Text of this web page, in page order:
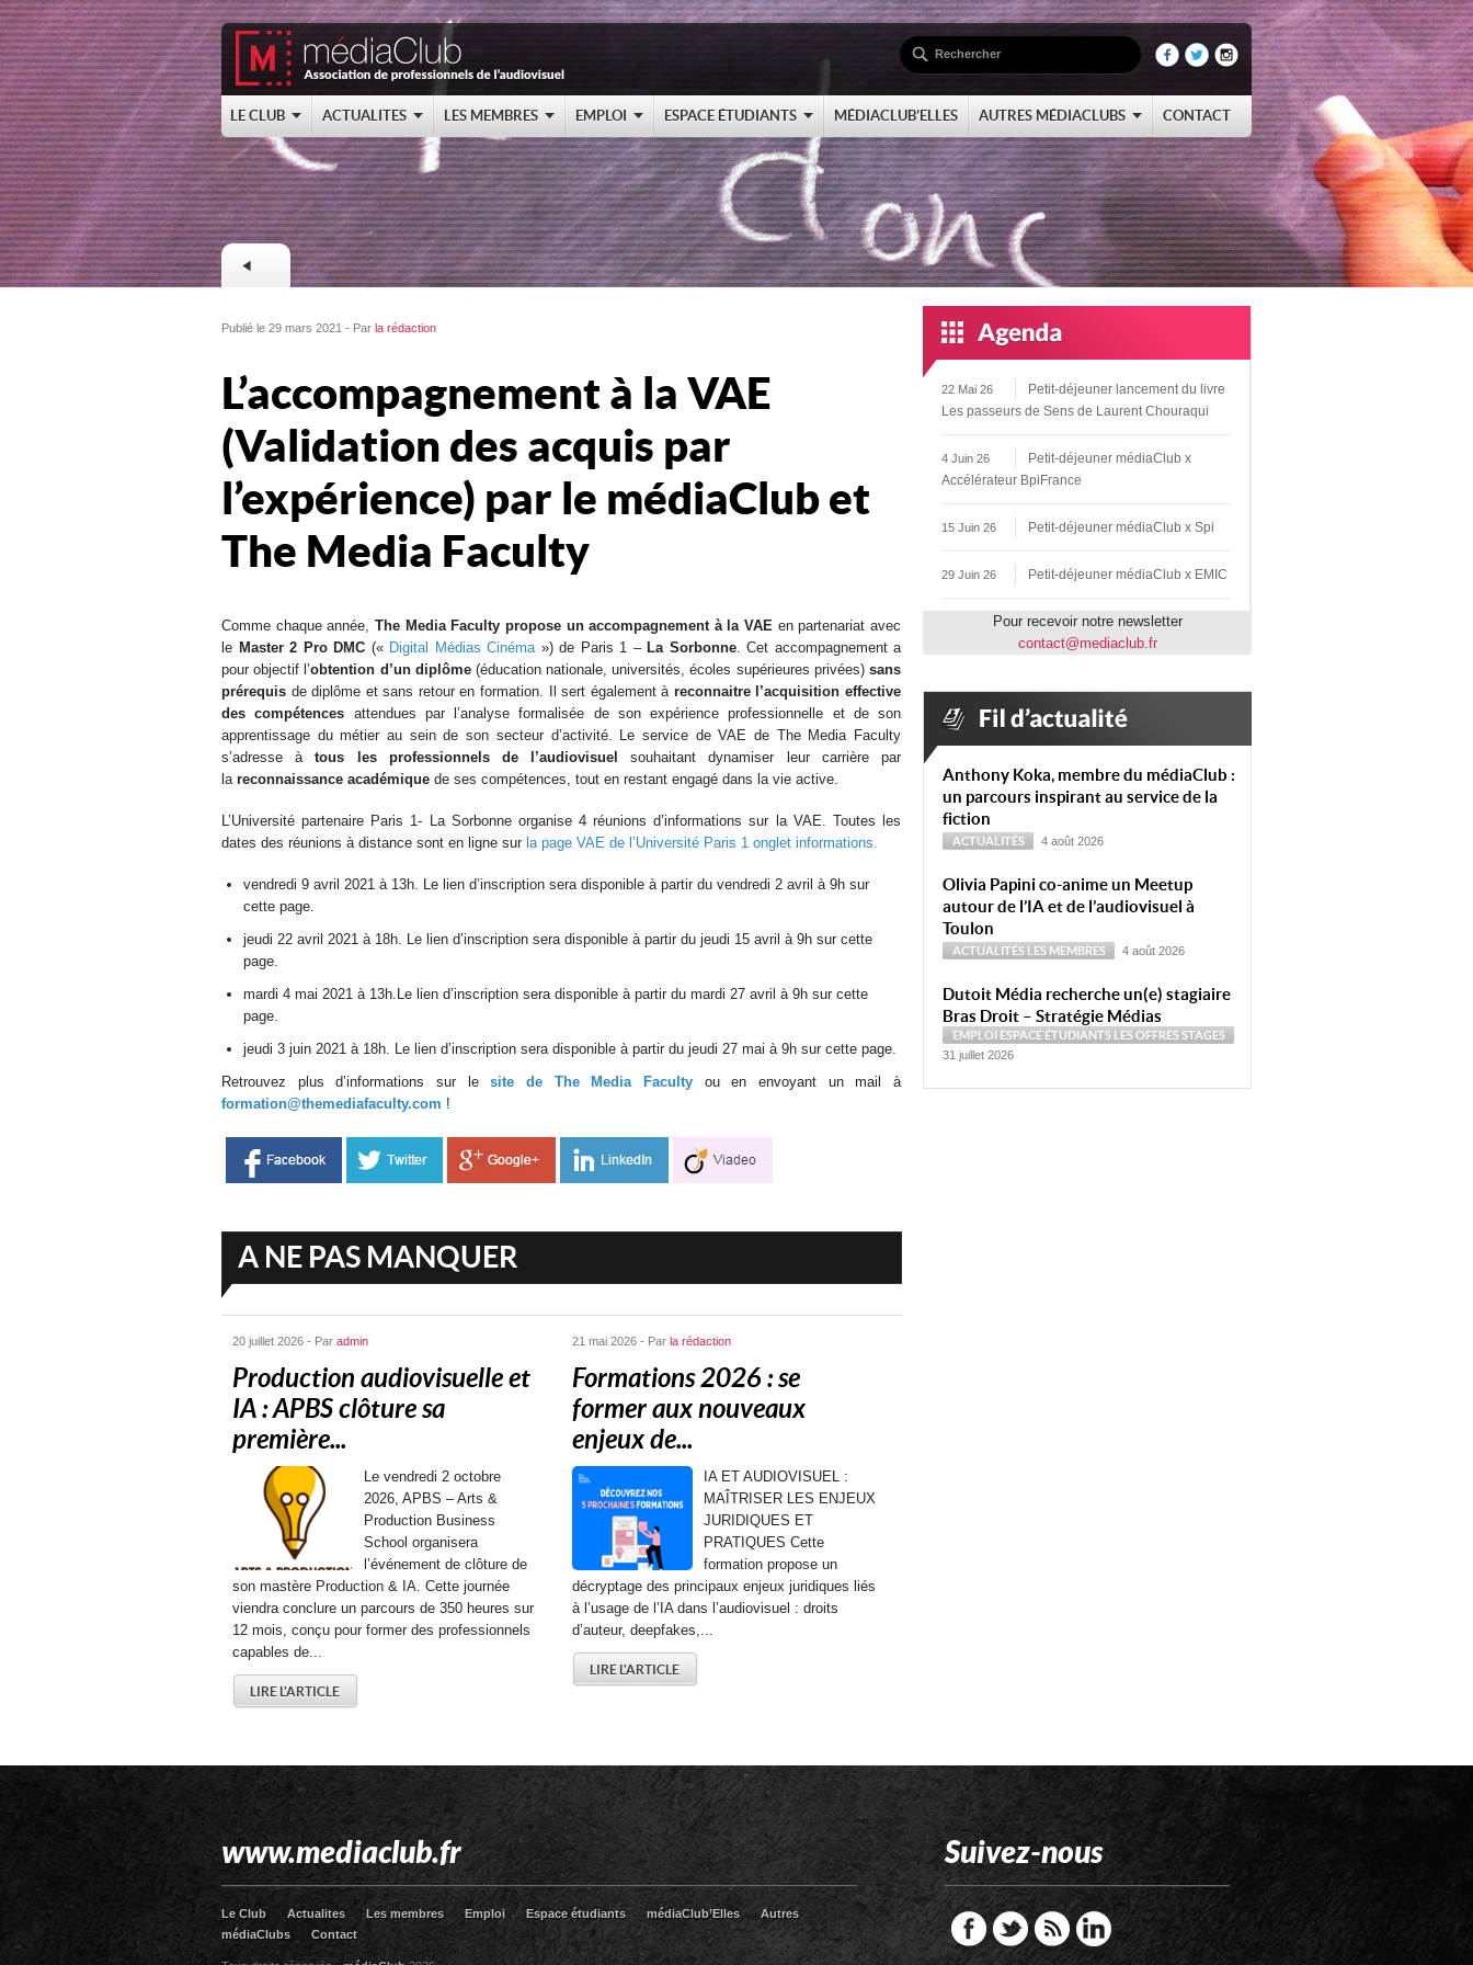
LE CLUB ACTUALITES LES MEMBRES EMPLOI ESPACE ÉTUDIANTS MÉDIACLUB’ELLES AUTRES MÉDIACLUBS CONTACT
Publié le 29 mars 2021 - Par la rédaction
L’accompagnement à la VAE
(Validation des acquis par
l’expérience) par le médiaClub et
The Media Faculty
Comme chaque année, The Media Faculty propose un accompagnement à la VAE en partenariat avec
le Master 2 Pro DMC (« Digital Médias Cinéma») de Paris 1 – La Sorbonne. Cet accompagnement a
pour objectif l’obtention d’un diplôme(éducation nationale, universités, écoles supérieures privées)sans
prérequis de diplôme et sans retour en formation. Il sert également à reconnaitre l’acquisition effective
des compétences attendues par l’analyse formalisée de son expérience professionnelle et de son
apprentissage du métier au sein de son secteur d’activité. Le service de VAE de The Media Faculty
s’adresse àtous les professionnels de l’audiovisuel
souhaitant dynamiser leur carrière par
la reconnaissance académique de ses compétences, tout en restant engagé dans la vie active.
L’Université partenaire Paris 1- La Sorbonne organise 4 réunions d’informations sur la VAE. Toutes les
dates des réunions à distance sont en ligne sur la page VAE de l’Université Paris 1 onglet informations.
vendredi 9 avril 2021 à 13h. Le lien d’inscription sera disponible à partir du vendredi 2 avril à 9h sur
cette page.
jeudi 22 avril 2021 à 18h. Le lien d’inscription sera disponible à partir du jeudi 15 avril à 9h sur cette
page.
mardi 4 mai 2021 à 13h.Le lien d’inscription sera disponible à partir du mardi 27 avril à 9h sur cette
page.
jeudi 3 juin 2021 à 18h. Le lien d’inscription sera disponible à partir du jeudi 27 mai à 9h sur cette page.
Retrouvez plus d’informations sur lesite de The Media Faculty
ou en envoyant un mail à
formation@themediafaculty.com !
A NE PAS MANQUER
20 juillet 2026 - Par admin
Production audiovisuelle et
IA : APBS clôture sa
première...
Le vendredi 2 octobre
2026, APBS – Arts &
Production Business
School organisera
l’événement de clôture de
son mastère Production & IA. Cette journée
viendra conclure un parcours de 350 heures sur
12 mois, conçu pour former des professionnels
capables de...
LIRE L'ARTICLE
21 mai 2026 - Par la rédaction
Formations 2026 : se
former aux nouveaux
enjeux de...
IA ET AUDIOVISUEL :
MAÎTRISER LES ENJEUX
JURIDIQUES ET
PRATIQUES Cette
formation propose un
décryptage des principaux enjeux juridiques liés
à l’usage de l’IA dans l’audiovisuel : droits
d’auteur, deepfakes,...
LIRE L'ARTICLE
22 Mai 26
Petit-déjeuner lancement du livre
Les passeurs de Sens de Laurent Chouraqui
4 Juin 26
Petit-déjeuner médiaClub x
Accélérateur BpiFrance
15 Juin 26 Petit-déjeuner médiaClub x Spi
29 Juin 26 Petit-déjeuner médiaClub x EMIC
Pour recevoir notre newsletter
contact@mediaclub.fr
Anthony Koka, membre du médiaClub :
un parcours inspirant au service de la
fiction
ACTUALITÉS 4 août 2026
Olivia Papini co-anime un Meetup
autour de l’IA et de l’audiovisuel à
Toulon
ACTUALITÉS LES MEMBRES 4 août 2026
Dutoit Média recherche un(e) stagiaire
Bras Droit – Stratégie Médias
EMPLOI ESPACE ÉTUDIANTS LES OFFRESSTAGES
31 juillet 2026
www.mediaclub.fr
Le Club Actualites Les membres Emploi Espace étudiants médiaClub’Elles
Autres
médiaClubs
Contact
Suivez-nous
FacebookTwitter RSS LinkedIn